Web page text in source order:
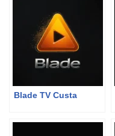
Blade TV Custa